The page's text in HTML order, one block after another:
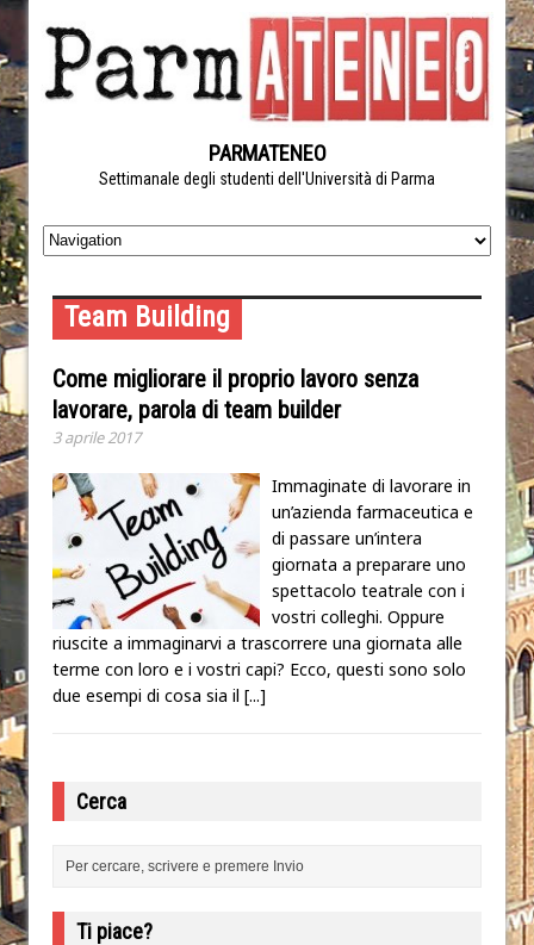
PARMATENEO
Settimanale degli studenti dell'Università di Parma
Team Building
Come migliorare il proprio lavoro senza
lavorare, parola di team builder
3 aprile 2017
Immaginate di lavorare in
un’azienda farmaceutica e
di passare un’intera
giornata a preparare uno
spettacolo teatrale con i
vostri colleghi. Oppure
riuscite a immaginarvi a trascorrere una giornata alle
terme con loro e i vostri capi? Ecco, questi sono solo
due esempi di cosa sia il [...]
Cerca
Ti piace?